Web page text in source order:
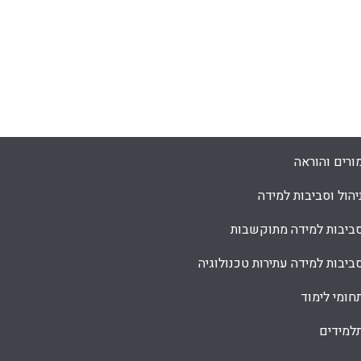
והוראה
וסביבות למידה
למידה מתוקשבות
למידה עתירות טכנולוגיה
לימוד